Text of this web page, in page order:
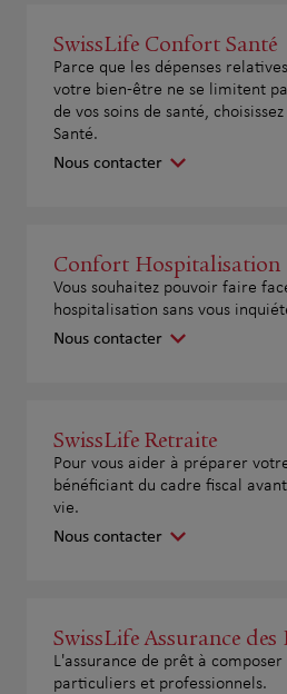
SwissLife Confort Santé
Parce que les dépenses
votre bien-être ne se limitent
de vos soins de santé,
Santé.
Nous contacter
Confort Hospitalisation
Vous souhaitez pouvoir faire
hospitalisation sans vous
Nous contacter
SwissLife Retraite
Pour vous aider à préparer
bénéficiant du cadre fiscal
vie.
Nous contacter
SwissLife Assurance
L'assurance de prêt à
particuliers et professionnels.